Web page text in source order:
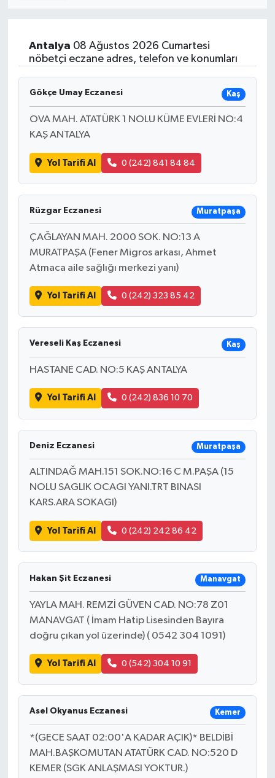
Antalya 08 Ağustos 2026 Cumartesi
nöbetçi eczane adres, telefon ve konumları
Gökçe Umay Eczanesi Kaş
OVA MAH. ATATÜRK 1 NOLU KÜME EVLERİ NO:4
KAŞ ANTALYA
Yol Tarifi Al 0 (242) 841 84 84
Rüzgar Eczanesi Muratpaşa
ÇAĞLAYAN MAH. 2000 SOK. NO:13 A
MURATPAŞA (Fener Migros arkası, Ahmet
Atmaca aile sağlığı merkezi yanı)
Yol Tarifi Al 0 (242) 323 85 42
Vereseli Kaş Eczanesi Kaş
HASTANE CAD. NO:5 KAŞ ANTALYA
Yol Tarifi Al 0 (242) 836 10 70
Deniz Eczanesi Muratpaşa
ALTINDAĞ MAH.151 SOK.NO:16 C M.PAŞA (15
NOLU SAGLIK OCAGI YANI.TRT BINASI
KARS.ARA SOKAGI)
Yol Tarifi Al 0 (242) 242 86 42
Hakan Şit Eczanesi Manavgat
YAYLA MAH. REMZİ GÜVEN CAD. NO:78 Z01
MANAVGAT ( İmam Hatip Lisesinden Bayıra
doğru çıkan yol üzerinde) ( 0542 304 1091)
Yol Tarifi Al 0 (542) 304 10 91
Asel Okyanus Eczanesi Kemer
*(GECE SAAT 02:00'A KADAR AÇIK)* BELDİBİ
MAH.BAŞKOMUTAN ATATÜRK CAD. NO:520 D
KEMER (SGK ANLAŞMASI YOKTUR.)